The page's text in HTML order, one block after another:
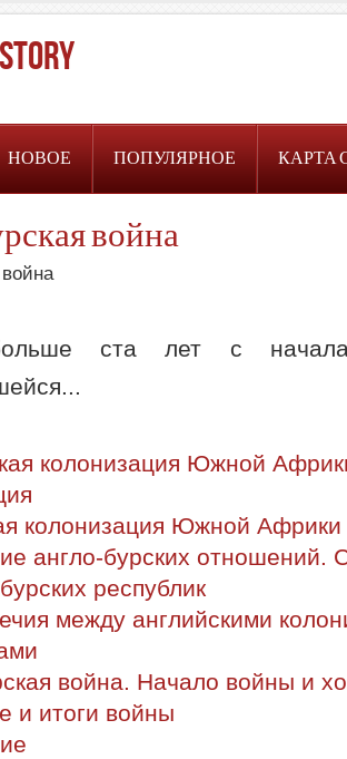
НОВОЕ ПОПУЛЯРНОЕ КАРТА
война
ста лет с начала
колонизация Южной
колонизация Южной Африки
англо-бурских отношений.
республик
между английскими
война. Начало войны и
и итоги войны